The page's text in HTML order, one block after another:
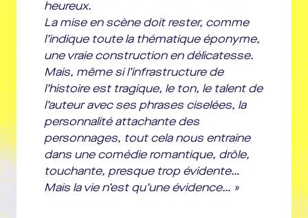
heureux.
La mise en scène doit rester, comme
l’indique toute la thématique éponyme,
une vraie construction en délicatesse.
Mais, même si l’infrastructure de
l’histoire est tragique, le ton, le talent de
l’auteur avec ses phrases ciselées, la
personnalité attachante des
personnages, tout cela nous entraine
dans une comédie romantique, drôle,
touchante, presque trop évidente…
Mais la vie n’est qu’une évidence… »